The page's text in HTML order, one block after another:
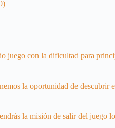
con la dificultad para
la oportunidad de descubrir
la misión de salir del juego